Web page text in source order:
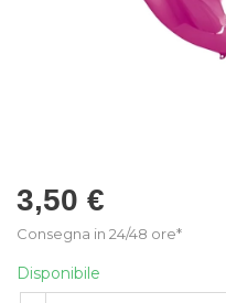
3,50 €
Consegna in 24/48 ore*
Disponibile